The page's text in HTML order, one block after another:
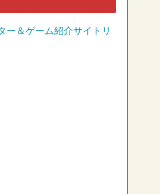
ー＆ゲーム紹介サイトリ